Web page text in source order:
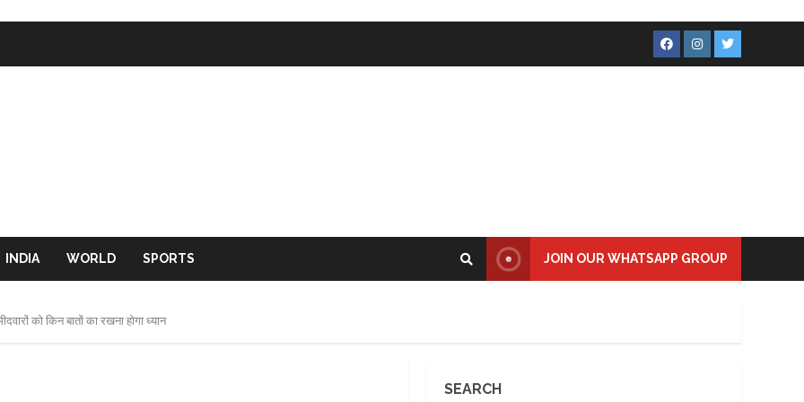
Facebook
Instagram
Twitter
INDIA WORLD SPORTS JOIN OUR WHATSAPP GROUP
को किन बातों का रखना होगा ध्यान
SEARCH